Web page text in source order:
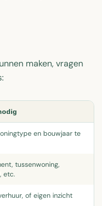
maken, vragen
en bouwjaar te
tussenwoning,
etc.
of eigen inzicht